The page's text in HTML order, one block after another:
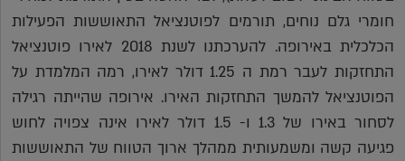
חומרי גלם נוחים, תורמים לפוטנציאל התאוששות הפעילות
הכלכלית באירופה. להערכתנו לשנת 2018 לאירו פוטנציאל
התחזקות לעבר רמת ה 1.25 דולר לאירו, רמה המלמדת על
הפוטנציאל להמשך התחזקות האירו. אירופה שהייתה רגילה
לסחור באירו של 1.3 ו- 1.5 דולר לאירו אינה צפויה לחוש
פגיעה קשה ומשמעותית ממהלך ארוך הטווח של התאוששות